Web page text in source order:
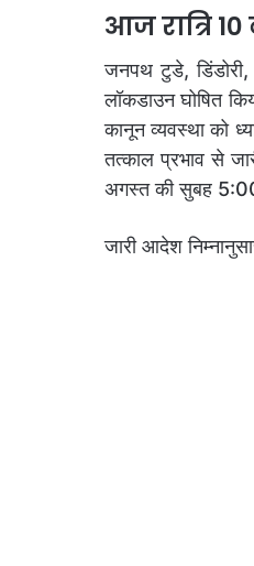
आज रात्रि
जनपथ टुडे,
लॉकडाउन घोषित
कानून व्यवस्था को
तत्काल प्रभाव से
अगस्त की सुबह 5:00
जारी आदेश